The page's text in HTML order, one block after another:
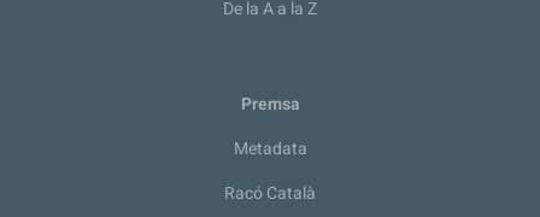
De la A a la Z
Premsa
Metadata
Racó Català